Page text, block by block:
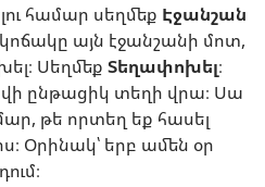
համար սեղմեք Էջանշան
կոճակը այն էջանշանի մոտ,
Սեղմեք Տեղափոխել։
ընթացիկ տեղի վրա։ Սա
թե որտեղ եք հասել
Օրինակ՝ երբ ամեն օր